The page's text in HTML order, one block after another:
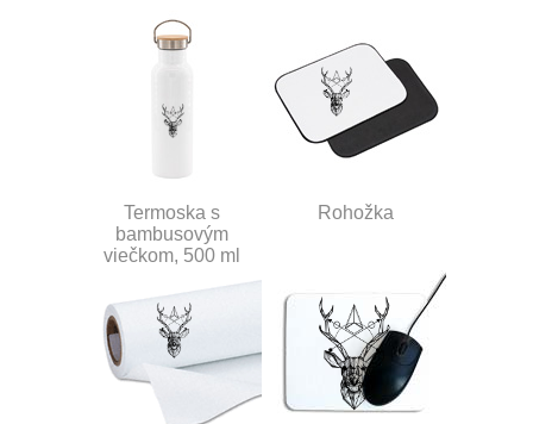
Termoska s
bambusovým
viečkom, 500 ml
Rohožka